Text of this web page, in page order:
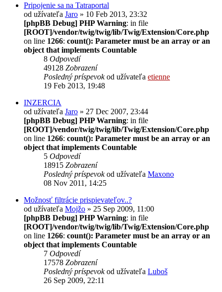
Pripojenie sa na Tatraportal
od užívateľa Jaro » 10 Feb 2013, 23:32
[phpBB Debug] PHP Warning: in file
[ROOT]/vendor/twig/twig/lib/Twig/Extension/Core.php
on line 1266: count(): Parameter must be an array or an
object that implements Countable
8 Odpovedí
49128 Zobrazení
Posledný príspevokod užívateľa etienne
19 Feb 2013, 19:48
INZERCIA
od užívateľa Jaro » 27 Dec 2007, 23:44
[phpBB Debug] PHP Warning: in file
[ROOT]/vendor/twig/twig/lib/Twig/Extension/Core.php
on line 1266: count(): Parameter must be an array or an
object that implements Countable
5 Odpovedí
18915 Zobrazení
Posledný príspevokod užívateľa Maxono
08 Nov 2011, 14:25
Možnosť filtrácie prispievateľov..?
od užívateľa Mojžo » 25 Sep 2009, 11:00
[phpBB Debug] PHP Warning: in file
[ROOT]/vendor/twig/twig/lib/Twig/Extension/Core.php
on line 1266: count(): Parameter must be an array or an
object that implements Countable
7 Odpovedí
17578 Zobrazení
Posledný príspevokod užívateľa Luboš
26 Sep 2009, 22:11